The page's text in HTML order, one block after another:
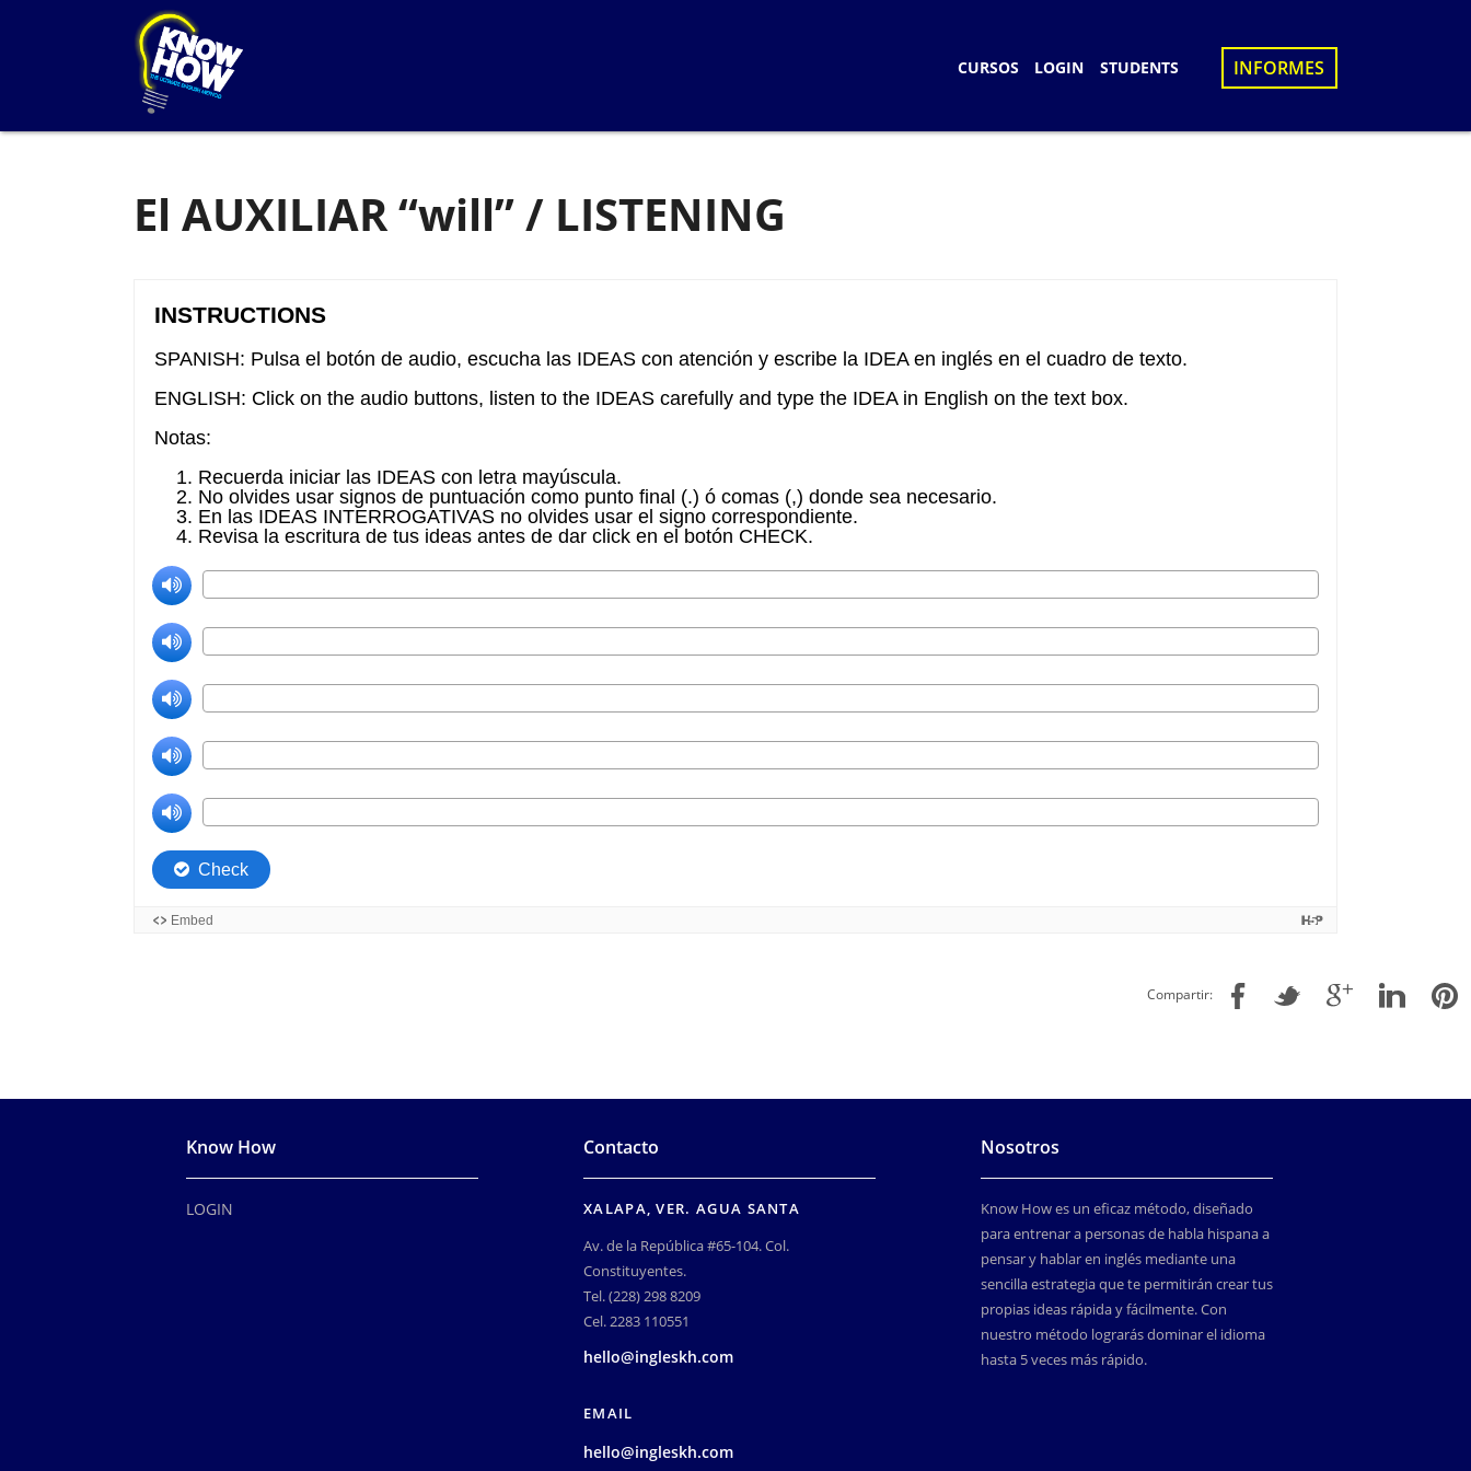
INFORMES
CURSOS LOGIN STUDENTS
CURSOS PRESENCIALES
STUDENTS
KNOW HOW LIVE
KNOW HOW STANDARD
El AUXILIAR “will” / LISTENING
Compartir:
Know How
LOGIN
Contacto
XALAPA, VER. AGUA SANTA
Av. de la República #65-104. Col.
Constituyentes.
Tel. (228) 298 8209
Cel. 2283 110551
hello@ingleskh.com
EMAIL
hello@ingleskh.com
Nosotros
Know How es un eficaz método, diseñado
para entrenar a personas de habla hispana a
pensar y hablar en inglés mediante una
sencilla estrategia que te permitirán crear tus
propias ideas rápida y fácilmente. Con
nuestro método lograrás dominar el idioma
hasta 5 veces más rápido.